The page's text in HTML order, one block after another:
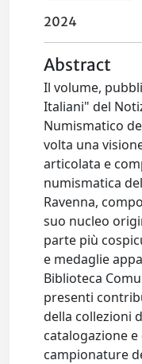
2024
Abstract
Il volume,
Italiani" del
Numismatico
volta una
articolata e
numismatica
Ravenna,
suo nucleo
parte più
e medaglie
Biblioteca
presenti
della collezioni
catalogazione
campionature